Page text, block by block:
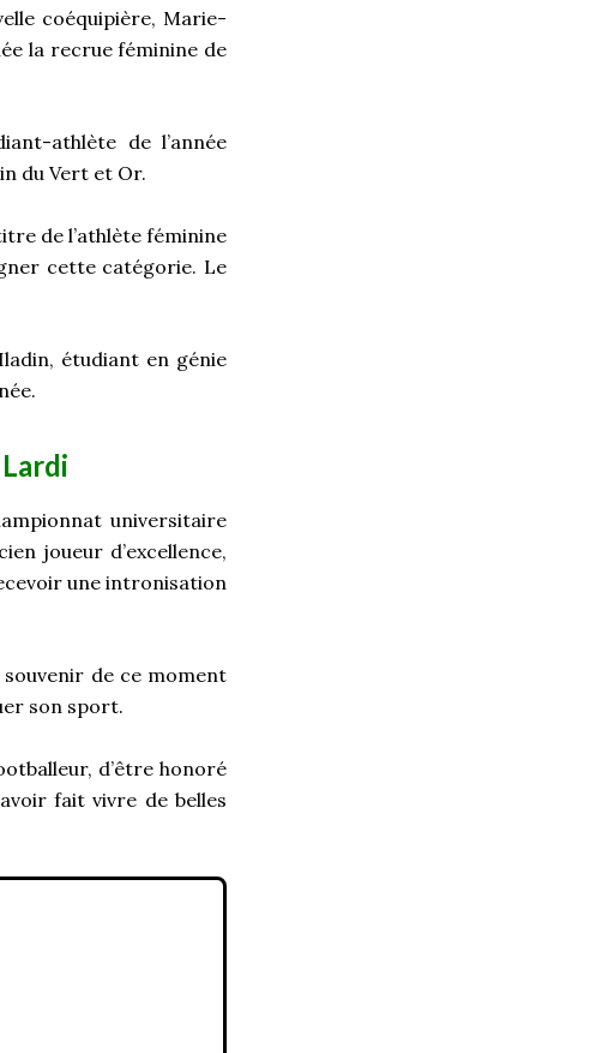
coéquipière, Marie-
la recrue féminine de
athlète de l’année
du Vert et Or.
de l’athlète féminine
cette catégorie. Le
étudiant en génie
universitaire
joueur d’excellence,
une intronisation
de ce moment
son sport.
d’être honoré
fait vivre de belles